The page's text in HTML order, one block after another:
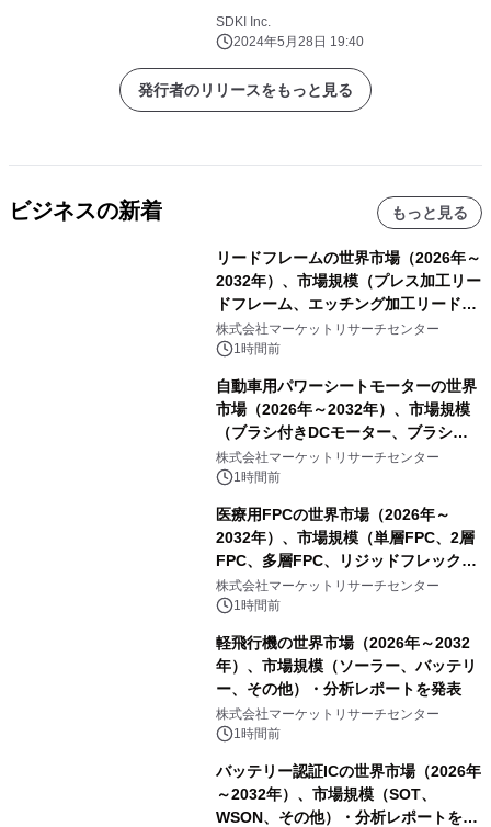
SDKI Inc.
2024年5月28日 19:40
発行者のリリースをもっと見る
ビジネスの新着 もっと見る
リードフレームの世界市場（2026年～
2032年）、市場規模（プレス加工リー
ドフレーム、エッチング加工リードフ
レーム）・分析レポートを発表
株式会社マーケットリサーチセンター
1時間前
自動車用パワーシートモーターの世界
市場（2026年～2032年）、市場規模
（ブラシ付きDCモーター、ブラシレ
スDCモーター）・分析レポートを発
表
株式会社マーケットリサーチセンター
1時間前
医療用FPCの世界市場（2026年～
2032年）、市場規模（単層FPC、2層
FPC、多層FPC、リジッドフレックス
PCB）・分析レポートを発表
株式会社マーケットリサーチセンター
1時間前
軽飛行機の世界市場（2026年～2032
年）、市場規模（ソーラー、バッテリ
ー、その他）・分析レポートを発表
株式会社マーケットリサーチセンター
1時間前
バッテリー認証ICの世界市場（2026年
～2032年）、市場規模（SOT、
WSON、その他）・分析レポートを発